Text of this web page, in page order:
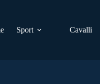
Sport Cavalli